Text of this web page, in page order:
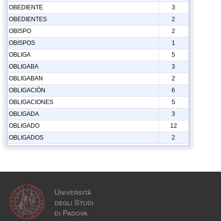
OBEDIENTE
3
OBEDIENTES
2
OBISPO
2
OBISPOS
1
OBLIGA
5
OBLIGABA
3
OBLIGABAN
2
OBLIGACIÓN
6
OBLIGACIONES
5
OBLIGADA
3
OBLIGADO
12
OBLIGADOS
2
OBLIGAN
2
OBLIGARA
1
OBLIGARAN
OBLIGARLE
OBLIGARON
Università
degli Studi
di Padova